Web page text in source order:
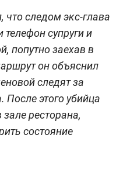
следом экс-глава
супруги и
попутно заехав в
он объяснил
следят за
После этого убийца
ресторана,
состояние